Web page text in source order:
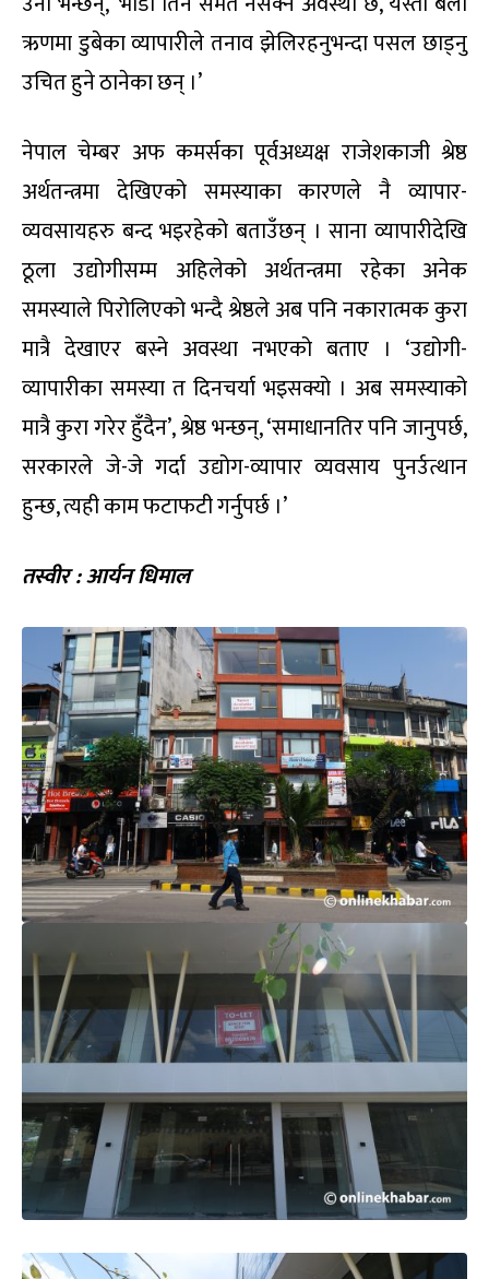
ऋणमा डुबेका व्यापारीले तनाव झेलिरहनुभन्दा पसल छाड्नु
उचित हुने ठानेका छन् ।’
नेपाल चेम्बर अफ कमर्सका पूर्वअध्यक्ष राजेशकाजी श्रेष्ठ
अर्थतन्त्रमा देखिएको समस्याका कारणले नै व्यापार-
व्यवसायहरु बन्द भइरहेको बताउँछन् । साना व्यापारीदेखि
ठूला उद्योगीसम्म अहिलेको अर्थतन्त्रमा रहेका अनेक
समस्याले पिरोलिएको भन्दै श्रेष्ठले अब पनि नकारात्मक कुरा
मात्रै देखाएर बस्ने अवस्था नभएको बताए । ‘उद्योगी-
व्यापारीका समस्या त दिनचर्या भइसक्यो । अब समस्याको
मात्रै कुरा गरेर हुँदैन’, श्रेष्ठ भन्छन्, ‘समाधानतिर पनि जानुपर्छ,
सरकारले जे-जे गर्दा उद्योग-व्यापार व्यवसाय पुनर्उत्थान
हुन्छ, त्यही काम फटाफटी गर्नुपर्छ ।’
तस्वीर : आर्यन धिमाल